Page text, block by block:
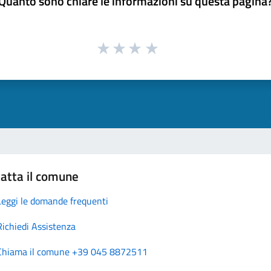
il comune
le domande frequenti
Assistenza
il comune +39 045 8872511